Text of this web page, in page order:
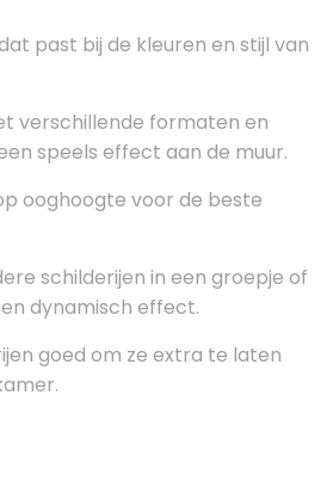
past bij de kleuren en stijl van
verschillende formaten en
speels effect aan de muur.
ooghoogte voor de beste
schilderijen in een groepje of
dynamisch effect.
goed om ze extra te laten